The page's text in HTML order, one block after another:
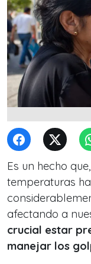
Es un hecho
temperaturas
afectando a
crucial estar
manejar los